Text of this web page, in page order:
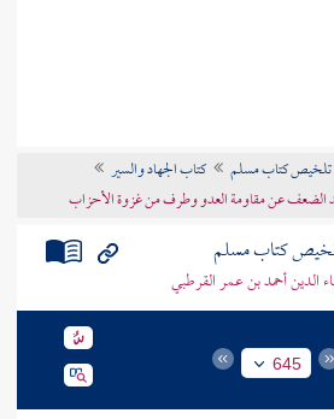
تلخيص كتاب مسلم
كتاب الجهاد والسير
الضعف عن مقاومة العدو وطرف من غزوة الأحزاب
كتاب مسلم
الدين أحمد بن عمر القرطبي
645